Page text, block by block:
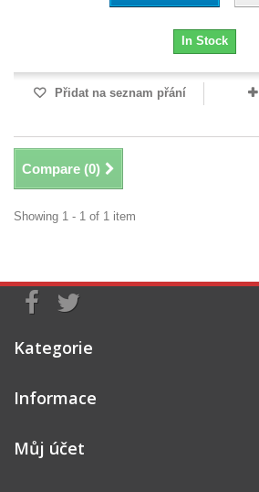
In Stock
Přidat na seznam přání
Compare (0)
Showing 1 - 1 of 1 item
Kategorie
Informace
Můj účet